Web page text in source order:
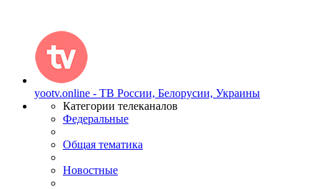
yootv.online - ТВ России, Белорусии, Украины
Категории телеканалов
Федеральные
Общая тематика
Новостные